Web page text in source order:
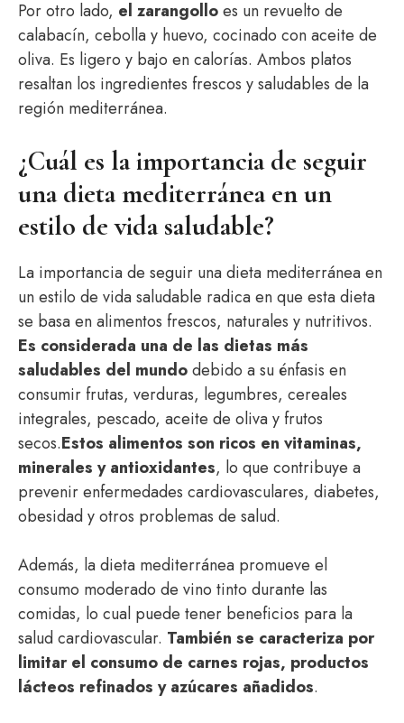
Por otro lado, el zarangolloes un revuelto de
calabacín, cebolla y huevo, cocinado con aceite de
oliva. Es ligero y bajo en calorías. Ambos platos
resaltan los ingredientes frescos y saludables de la
región mediterránea.
¿Cuál es la importancia de seguir
una dieta mediterránea en un
estilo de vida saludable?
La importancia de seguir una dieta mediterránea en
un estilo de vida saludable radica en que esta dieta
se basa en alimentos frescos, naturales y nutritivos.
Es considerada una de las dietas más
saludables del mundodebido a su énfasis en
consumir frutas, verduras, legumbres, cereales
integrales, pescado, aceite de oliva y frutos
secos.Estos alimentos son ricos en vitaminas,
minerales y antioxidantes, lo que contribuye a
prevenir enfermedades cardiovasculares, diabetes,
obesidad y otros problemas de salud.
Además, la dieta mediterránea promueve el
consumo moderado de vino tinto durante las
comidas, lo cual puede tener beneficios para la
salud cardiovascular. También se caracteriza por
limitar el consumo de carnes rojas, productos
lácteos refinados y azúcares añadidos.